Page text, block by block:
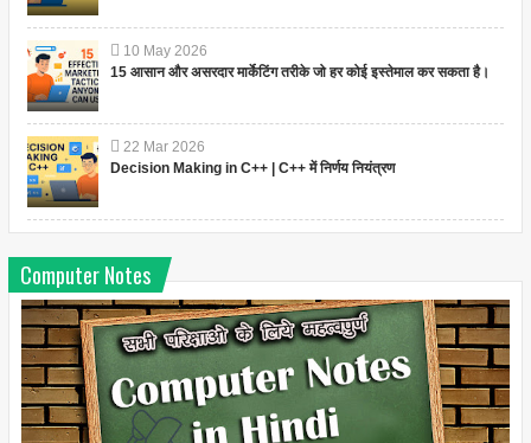
10 May 2026
15 आसान और असरदार मार्केटिंग तरीके जो हर कोई इस्तेमाल कर सकता है।
22 Mar 2026
Decision Making in C++ | C++ में निर्णय नियंत्रण
Computer Notes